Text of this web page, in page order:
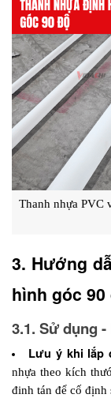
Thanh nhựa PVC
3. Hướng
hình góc 90
3.1. Sử dụng
Lưu ý khi lắp
nhựa theo kích
đinh tán để cố định